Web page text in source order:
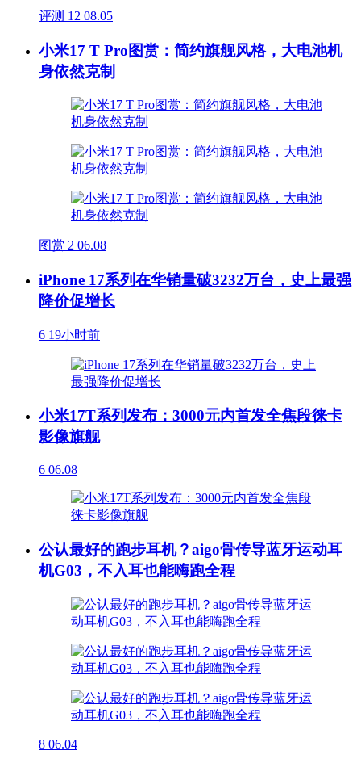
评测 12 08.05
小米17 T Pro图赏：简约旗舰风格，大电池机
身依然克制
图赏 2 06.08
iPhone 17系列在华销量破3232万台，史上最强
降价促增长
6 19小时前
小米17T系列发布：3000元内首发全焦段徕卡
影像旗舰
6 06.08
公认最好的跑步耳机？aigo骨传导蓝牙运动耳
机G03，不入耳也能嗨跑全程
8 06.04